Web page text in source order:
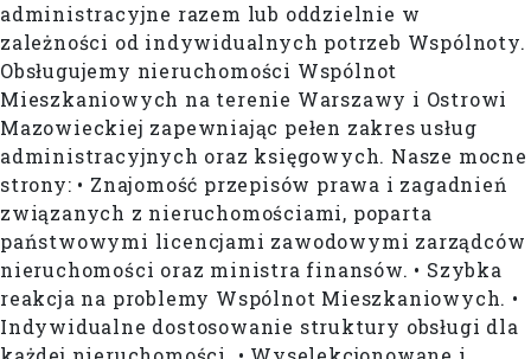
administracyjne razem lub oddzielnie w
zależności od indywidualnych potrzeb Wspólnoty.
Obsługujemy nieruchomości Wspólnot
Mieszkaniowych na terenie Warszawy i Ostrowi
Mazowieckiej zapewniając pełen zakres usług
administracyjnych oraz księgowych. Nasze mocne
strony: • Znajomość przepisów prawa i zagadnień
związanych z nieruchomościami, poparta
państwowymi licencjami zawodowymi zarządców
nieruchomości oraz ministra finansów. • Szybka
reakcja na problemy Wspólnot Mieszkaniowych. •
Indywidualne dostosowanie struktury obsługi dla